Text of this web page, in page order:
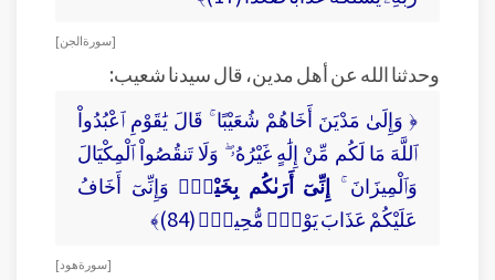
[ سورة الجن ]
وحدثنا الله عن أهل مدين، قال سيدنا شعيب:
﴿ وَإِلَىٰ مَدْيَنَ أَخَاهُمْ شُعَيْبًا ۚ قَالَ يَٰقَوْمِ ٱعْبُدُواْ
ٱللَّهَ مَا لَكُم مِّنْ إِلَٰهٍ غَيْرُهُۥ ۖ وَلَا تَنقُصُواْ ٱلْمِكْيَالَ
وَٱلْمِيزَانَ ۚ إِنِّىٓ أَرَىٰكُم بِخَيْرٍۢ وَإِنِّىٓ أَخَافُ
عَلَيْكُمْ عَذَابَ يَوْمٍۢ مُّحِيطٍۢ (84)﴾
[ سورة هود ]